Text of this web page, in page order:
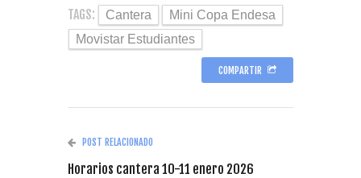
TAGS: Cantera
Mini Copa Endesa
Movistar Estudiantes
COMPARTIR
POST RELACIONADO
Horarios cantera 10-11 enero 2026